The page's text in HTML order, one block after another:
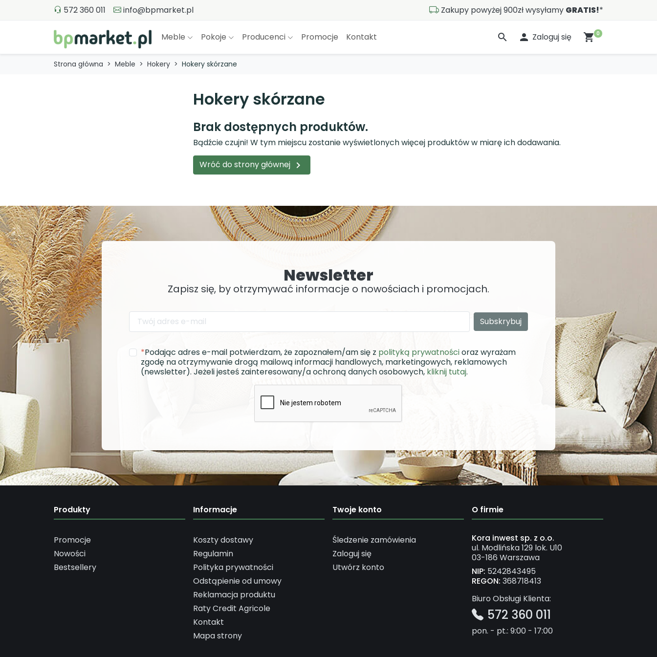
572 360 011 info@bpmarket.pl Zakupy powyżej 900zł wysyłamy GRATIS!*
Meble Pokoje Producenci Promocje Kontakt search  Zaloguj się shopping_cart 0
Strona główna Meble Hokery Hokery skórzane
Hokery skórzane
Brak dostępnych produktów.
Bądźcie czujni! W tym miejscu zostanie wyświetlonych więcej produktów w miarę ich dodawania.
Wróć do strony głównej 
Newsletter
Zapisz się, by otrzymywać informacje o nowościach i promocjach.
*Podając adres e-mail potwierdzam, że zapoznałem/am się z polityką prywatnościoraz wyrażam
zgodę na otrzymywanie drogą mailową informacji handlowych, marketingowych, reklamowych
(newsletter). Jeżeli jesteś zainteresowany/a ochroną danych osobowych, kliknij tutaj.
Produkty
Promocje
Nowości
Bestsellery
Informacje
Koszty dostawy
Regulamin
Polityka prywatności
Odstąpienie od umowy
Reklamacja produktu
Raty Credit Agricole
Kontakt
Mapa strony
Twoje konto
Śledzenie zamówienia
Zaloguj się
Utwórz konto
O firmie
Kora inwest sp. z o.o.
ul. Modlińska 129 lok. U10
03-186 Warszawa
NIP: 5242843495
REGON: 368718413
Biuro Obsługi Klienta:
572 360 011
pon. - pt.: 9:00 - 17:00